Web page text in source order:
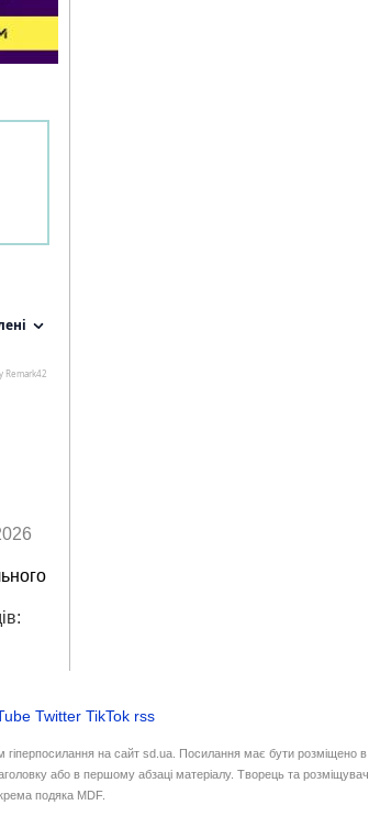
Twitter TikTok rss
гіперпосилання на сайт sd.ua. Посилання має бути розміщено в
або в першому абзаці матеріалу. Творець та розміщувач
подяка MDF.